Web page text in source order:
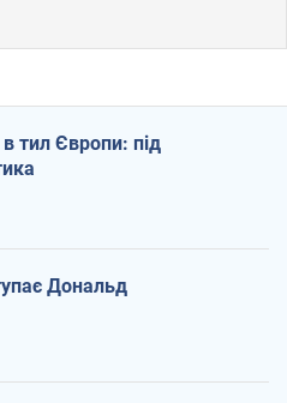
тил Європи: під
Дональд